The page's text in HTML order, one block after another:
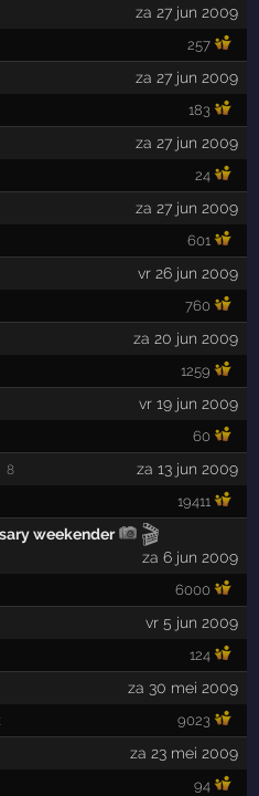
za 27 jun 2009
257
za 27 jun 2009
183
za 27 jun 2009
24
za 27 jun 2009
601
vr 26 jun 2009
760
za 20 jun 2009
1259
vr 19 jun 2009
60
8 za 13 jun 2009
19411
weekender 🎬
za 6 jun 2009
6000
vr 5 jun 2009
124
za 30 mei 2009
9023
za 23 mei 2009
94